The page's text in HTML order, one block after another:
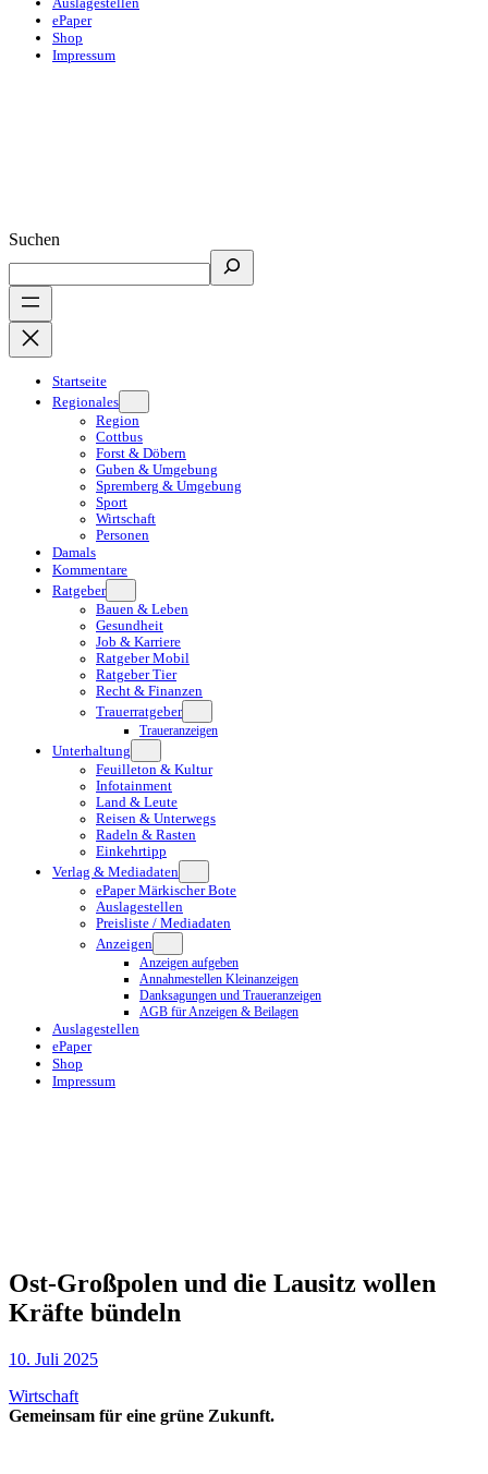
ePaper
Shop
Impressum
Suchen
Startseite
Regionales
Region
Cottbus
Forst & Döbern
Guben & Umgebung
Spremberg & Umgebung
Sport
Wirtschaft
Personen
Damals
Kommentare
Ratgeber
Bauen & Leben
Gesundheit
Job & Karriere
Ratgeber Mobil
Ratgeber Tier
Recht & Finanzen
Trauerratgeber
Traueranzeigen
Unterhaltung
Feuilleton & Kultur
Infotainment
Land & Leute
Reisen & Unterwegs
Radeln & Rasten
Einkehrtipp
Verlag & Mediadaten
ePaper Märkischer Bote
Auslagestellen
Preisliste / Mediadaten
Anzeigen
Anzeigen aufgeben
Annahmestellen Kleinanzeigen
Danksagungen und Traueranzeigen
AGB für Anzeigen & Beilagen
Auslagestellen
ePaper
Shop
Impressum
Ost-Großpolen und die Lausitz wollen
Kräfte bündeln
10. Juli 2025
Wirtschaft
Gemeinsam für eine grüne Zukunft.